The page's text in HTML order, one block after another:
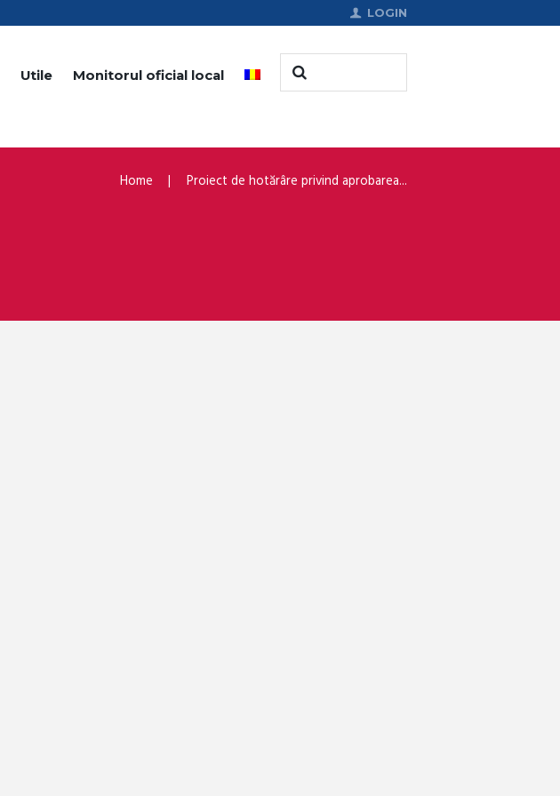
LOGIN
Utile Monitorul oficial local
Home Proiect de hotărâre privind aprobarea...